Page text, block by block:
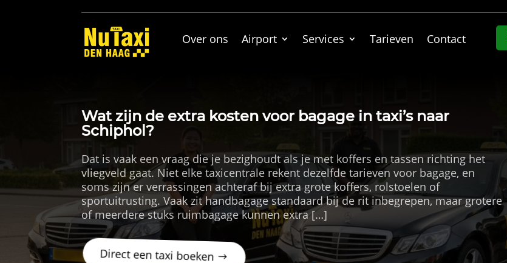
Over ons Airport Services Tarieven Contact
Wat zijn de extra kosten voor bagage in taxi’s naar
Schiphol?
Dat is vaak een vraag die je bezighoudt als je met koffers en tassen richting het
vliegveld gaat. Niet elke taxicentrale rekent dezelfde tarieven voor bagage, en
soms zijn er verrassingen achteraf bij extra grote koffers, rolstoelen of
sportuitrusting. Vaak zit handbagage standaard bij de rit inbegrepen, maar grotere
of meerdere stuks ruimbagage kunnen extra […]
Direct een taxi boeken